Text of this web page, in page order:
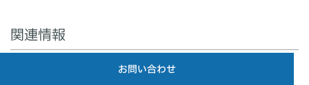
関連情報
お問い合わせ